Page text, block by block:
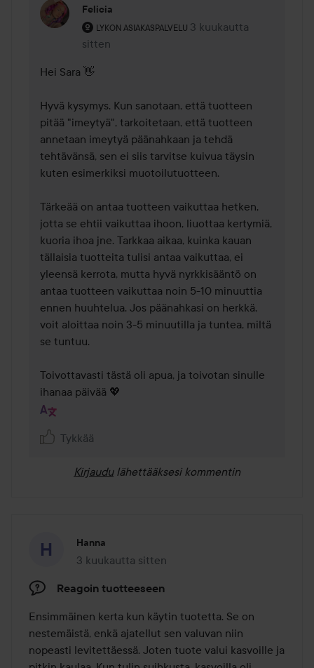
Felicia
LYKON ASIAKASPALVELU
Käyttäjän rooli: Lykon asiakaspalvelu .
3 kuukautta
sitten
Kommentti lisättiin 3
Hei Sara 👋
Hyvä kysymys. Kun sanotaan, että tuotteen
pitää "imeytyä", tarkoitetaan, että tuotteen
annetaan imeytyä päänahkaan ja tehdä
tehtävänsä, sen ei siis tarvitse kuivua täysin
kuten esimerkiksi muotoilutuotteen.
Tärkeää on antaa tuotteen vaikuttaa hetken,
jotta se ehtii vaikuttaa ihoon, liuottaa kertymiä,
kuoria ihoa jne. Tarkkaa aikaa, kuinka kauan
tällaisia tuotteita tulisi antaa vaikuttaa, ei
yleensä kerrota, mutta hyvä nyrkkisääntö on
antaa tuotteen vaikuttaa noin 5-10 minuuttia
ennen huuhtelua. Jos päänahkasi on herkkä,
voit aloittaa noin 3-5 minuutilla ja tuntea, miltä
se tuntuu.
Toivottavasti tästä oli apua, ja toivotan sinulle
ihanaa päivää 💖
Tykkää
Kirjaudu lähettääksesi kommentin
Hanna
3 kuukautta sitten
Viesti luotiin 3 kuukautta sitten
Reagoin tuotteeseen
Ensimmäinen kerta kun käytin tuotetta. Se on
nestemäistä, enkä ajatellut sen valuvan niin
nopeasti levitettäessä. Joten tuote valui kasvoille ja